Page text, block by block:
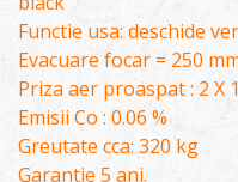
Functie usa: deschide
Evacuare focar = 250
Priza aer proaspat : 2 X
Emisii Co : 0.06 %
Greutate cca: 320 kg
Garantie 5 ani.